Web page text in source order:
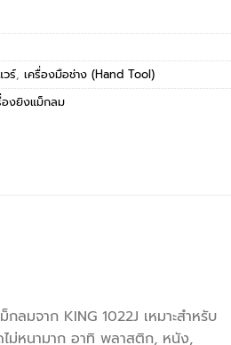
วร์,เครื่องมือช่าง (Hand Tool)
องยิงแม็กลม
ลมจาก KING 1022J เหมาะสำหรับ
ม่หนามาก อาทิ พลาสติก, หนัง,